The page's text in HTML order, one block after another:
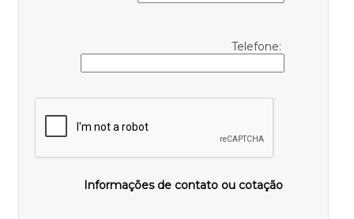
Telefone:
Informações de contato ou cotação